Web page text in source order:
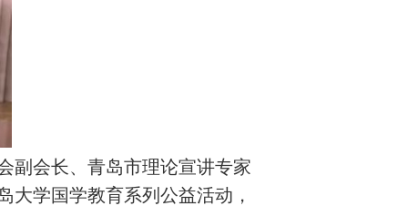
副会长、青岛市理论宣讲专家
大学国学教育系列公益活动，